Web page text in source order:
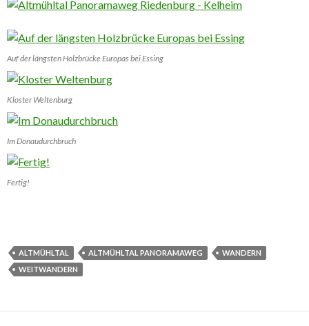
Auf der längsten Holzbrücke Europas bei Essing
Kloster Weltenburg
Im Donaudurchbruch
Fertig!
ALTMÜHLTAL ALTMÜHLTAL PANORAMAWEG
WANDERN
WEITWANDERN